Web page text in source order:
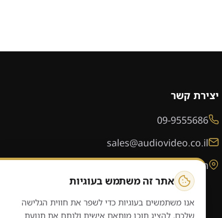
יצירת קשר
09-9555686
sales@audiovideo.co.il
רחוב האפיק 335, מושב בארותיים
אתר זה משתמש בעוגיות
אנו משתמשים בעוגיות כדי לשפר את חווית הגלישה
שלכם, להציג תוכן מותאם אישית ולנתח את תנועת